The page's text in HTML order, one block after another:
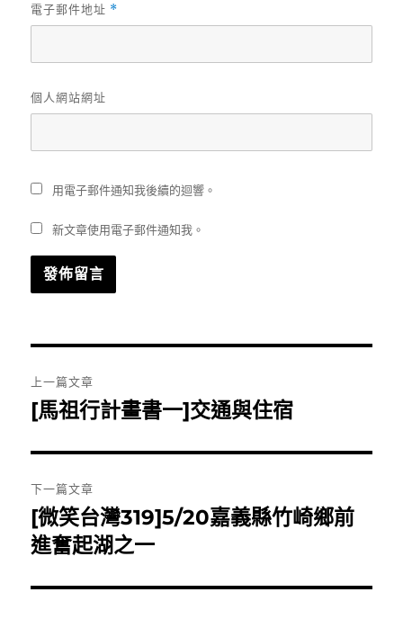
電子郵件地址 *
個人網站網址
用電子郵件通知我後續的迴響。
新文章使用電子郵件通知我。
章
覽
上一篇文章
上
篇
文
章:
[馬祖行計畫書一]交通與住宿
下一篇文章
下
一
文
[微笑台灣319]5/20嘉義縣竹崎鄉前
進奮起湖之一